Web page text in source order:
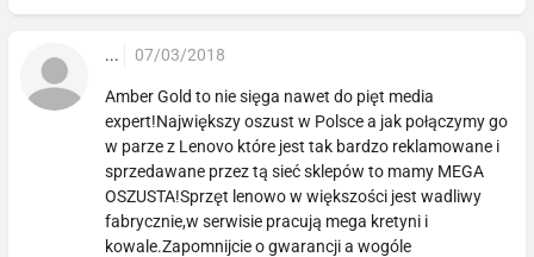
... 07/03/2018
Amber Gold to nie sięga nawet do pięt media
expert!Największy oszust w Polsce a jak połączymy go
w parze z Lenovo które jest tak bardzo reklamowane i
sprzedawane przez tą sieć sklepów to mamy MEGA
OSZUSTA!Sprzęt lenowo w większości jest wadliwy
fabrycznie,w serwisie pracują mega kretyni i
kowale.Zapomnijcie o gwarancji a wogóle